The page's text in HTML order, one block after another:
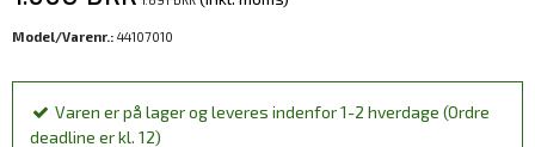
Model/Varenr.: 44107010
Varen er på lager og leveres indenfor 1-2 hverdage (Ordre
deadline er kl. 12)